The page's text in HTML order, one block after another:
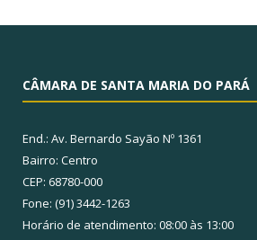
CÂMARA DE SANTA MARIA DO PARÁ
End.: Av. Bernardo Sayão Nº 1361
Bairro: Centro
CEP: 68780-000
Fone: (91) 3442-1263
Horário de atendimento: 08:00 às 13:00